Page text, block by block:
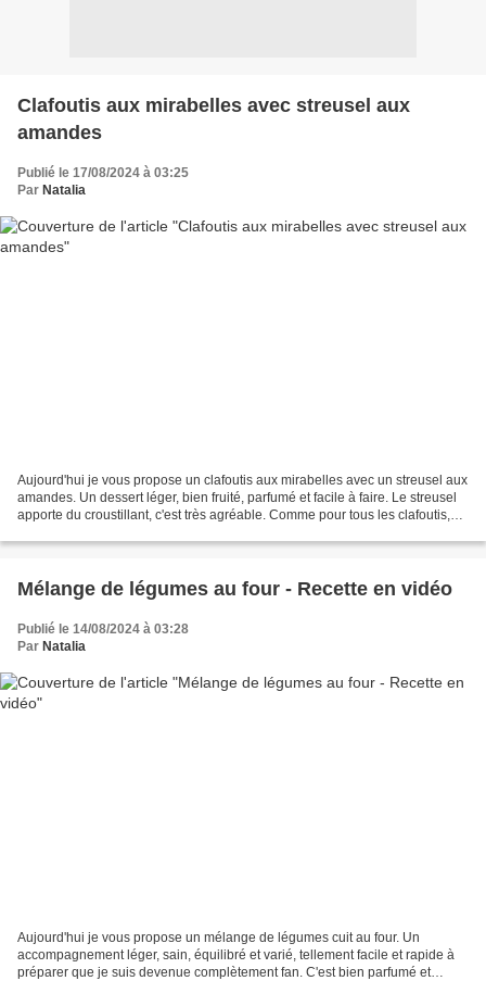
Clafoutis aux mirabelles avec streusel aux
amandes
Publié le 17/08/2024 à 03:25
Par Natalia
Aujourd'hui je vous propose un clafoutis aux mirabelles avec un streusel aux
amandes. Un dessert léger, bien fruité, parfumé et facile à faire. Le streusel
apporte du croustillant, c'est très agréable. Comme pour tous les clafoutis,
Mélange de légumes au four - Recette en vidéo
Publié le 14/08/2024 à 03:28
Par Natalia
Aujourd'hui je vous propose un mélange de légumes cuit au four. Un
accompagnement léger, sain, équilibré et varié, tellement facile et rapide à
préparer que je suis devenue complètement fan. C'est bien parfumé et